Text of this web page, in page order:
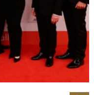
und Anzeigen zu
Medien anbieten
Website zu
Informationen zu Ihrer